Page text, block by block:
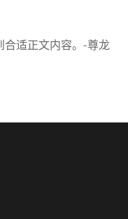
合适正文内容。-尊龙